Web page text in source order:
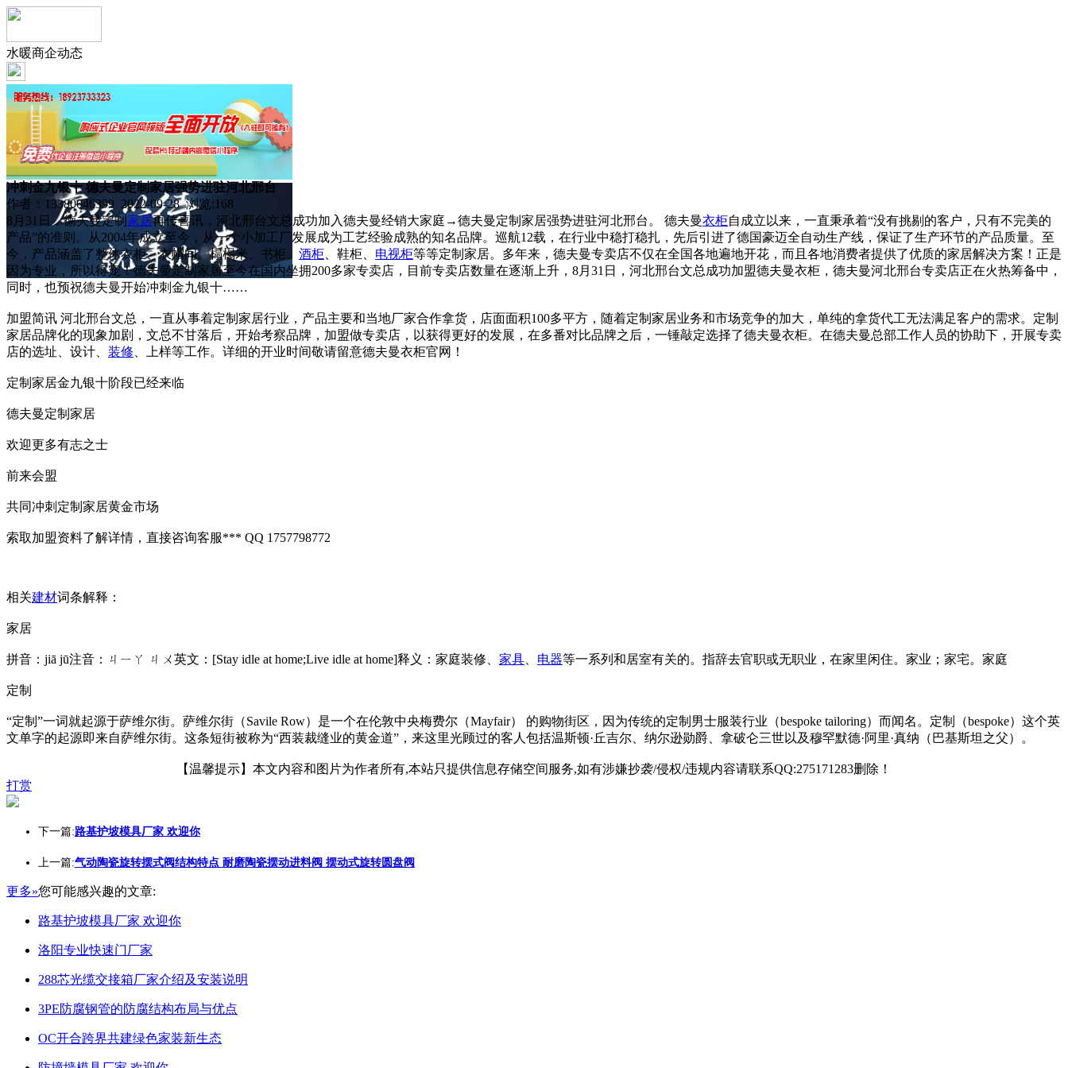
水暖商企动态
冲刺金九银十 德夫曼定制家居强势进驻河北邢台
作者：13380046399 2022-09-28 浏览:168
8月31日，德夫曼定制 家居再传喜讯，河北邢台文总成功加入德夫曼经销大家庭→德夫曼定制家居强势进驻河北邢台。 德夫曼衣柜自成立以来，一直秉承着“没有挑剔的客户，只有不完美的
产品”的准则。从2004年成立至今，从一个小加工厂发展成为工艺经验成熟的知名品牌。巡航12载，在行业中稳打稳扎，先后引进了德国豪迈全自动生产线，保证了生产环节的产品质量。至
今，产品涵盖了整体衣柜、衣帽间、榻榻米、书柜、 酒柜 、鞋柜、 电视柜等等定制家居。多年来，德夫曼专卖店不仅在全国各地遍地开花，而且各地消费者提供了优质的家居解决方案！正是
因为专业，所以得宠！德夫曼定制家居至今在国内坐拥200多家专卖店，目前专卖店数量在逐渐上升，8月31日，河北邢台文总成功加盟德夫曼衣柜，德夫曼河北邢台专卖店正在火热筹备中，
同时，也预祝德夫曼开始冲刺金九银十……
加盟简讯 河北邢台文总，一直从事着定制家居行业，产品主要和当地厂家合作拿货，店面面积100多平方，随着定制家居业务和市场竞争的加大，单纯的拿货代工无法满足客户的需求。定制
家居品牌化的现象加剧，文总不甘落后，开始考察品牌，加盟做专卖店，以获得更好的发展，在多番对比品牌之后，一锤敲定选择了德夫曼衣柜。在德夫曼总部工作人员的协助下，开展专卖
店的选址、设计、 装修 、上样等工作。详细的开业时间敬请留意德夫曼衣柜官网！
定制家居金九银十阶段已经来临
德夫曼定制家居
欢迎更多有志之士
前来会盟
共同冲刺定制家居黄金市场
索取加盟资料了解详情，直接咨询客服*** QQ 1757798772
相关建材词条解释：
家居
拼音：jiā jū注音：ㄐㄧㄚ ㄐㄨ英文：[Stay idle at home;Live idle at home]释义：家庭装修、 家具 电器等一系列和居室有关的。指辞去官职或无职业，在家里闲住。家业；家宅。家庭
定制
“定制”一词就起源于萨维尔街。萨维尔街（Savile Row）是一个在伦敦中央梅费尔（Mayfair） 的购物街区，因为传统的定制男士服装行业（bespoke tailoring）而闻名。定制（bespoke）这个英
文单字的起源即来自萨维尔街。这条短街被称为“西装裁缝业的黄金道”，来这里光顾过的客人包括温斯顿·丘吉尔、纳尔逊勋爵、拿破仑三世以及穆罕默德·阿里·真纳（巴基斯坦之父）。
【温馨提示】本文内容和图片为作者所有,本站只提供信息存储空间服务,如有涉嫌抄袭/侵权/违规内容请联系QQ:275171283删除！
打赏
下一篇:路基护坡模具厂家 欢迎你
上一篇:气动陶瓷旋转摆式阀结构特点 耐磨陶瓷摆动进料阀 摆动式旋转圆盘阀
更多»您可能感兴趣的文章:
路基护坡模具厂家 欢迎你
洛阳专业快速门厂家
288芯光缆交接箱厂家介绍及安装说明
3PE防腐钢管的防腐结构布局与优点
OC开合跨界共建绿色家装新生态